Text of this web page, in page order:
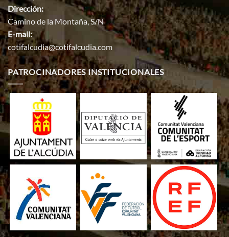
Dirección:
Camino de la Montaña, S/N
E-mail:
cotifalcudia@cotifalcudia.com
PATROCINADORES INSTITUCIONALES